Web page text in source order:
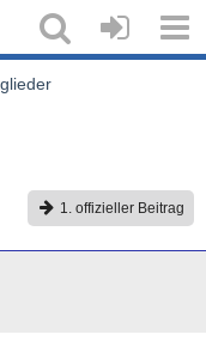
1. offizieller Beitrag